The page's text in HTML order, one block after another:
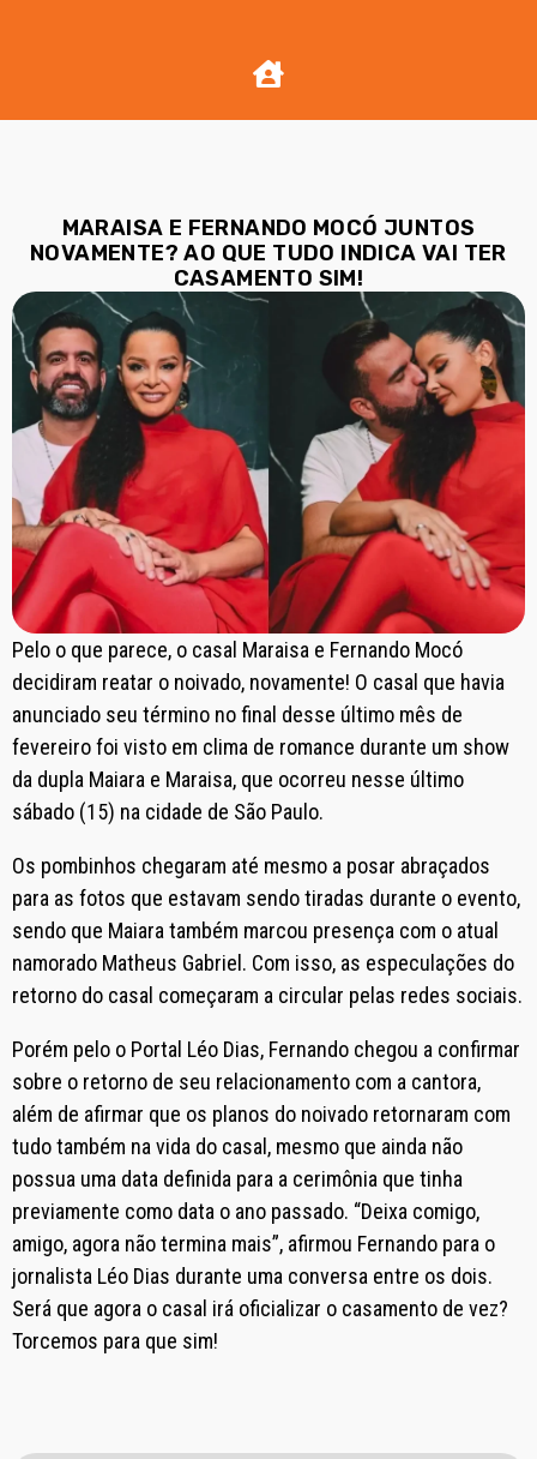
MARAISA E FERNANDO MOCÓ JUNTOS
NOVAMENTE? AO QUE TUDO INDICA VAI TER
CASAMENTO SIM!
Pelo o que parece, o casal Maraisa e Fernando Mocó
decidiram reatar o noivado, novamente! O casal que havia
anunciado seu término no final desse último mês de
fevereiro foi visto em clima de romance durante um show
da dupla Maiara e Maraisa, que ocorreu nesse último
sábado (15) na cidade de São Paulo.
Os pombinhos chegaram até mesmo a posar abraçados
para as fotos que estavam sendo tiradas durante o evento,
sendo que Maiara também marcou presença com o atual
namorado Matheus Gabriel. Com isso, as especulações do
retorno do casal começaram a circular pelas redes sociais.
Porém pelo o Portal Léo Dias, Fernando chegou a confirmar
sobre o retorno de seu relacionamento com a cantora,
além de afirmar que os planos do noivado retornaram com
tudo também na vida do casal, mesmo que ainda não
possua uma data definida para a cerimônia que tinha
previamente como data o ano passado. “Deixa comigo,
amigo, agora não termina mais”, afirmou Fernando para o
jornalista Léo Dias durante uma conversa entre os dois.
Será que agora o casal irá oficializar o casamento de vez?
Torcemos para que sim!